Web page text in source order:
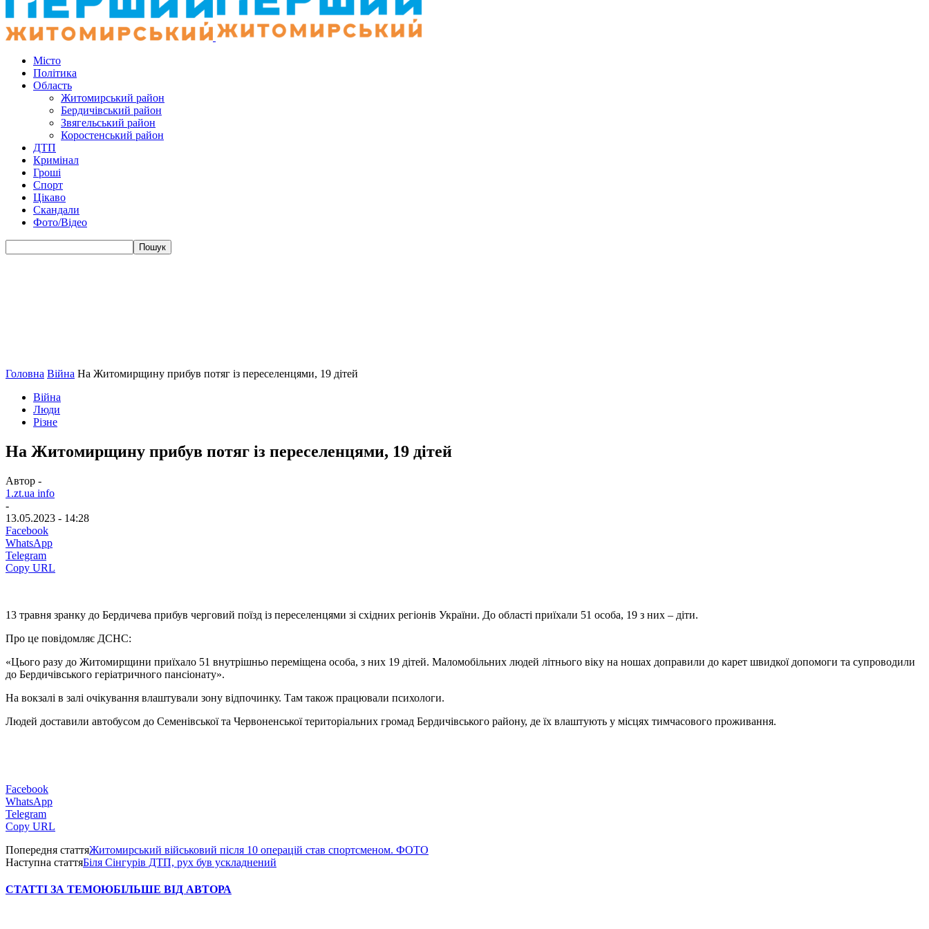
Місто
Політика
Область
Житомирський район
Бердичівський район
Звягельський район
Коростенський район
ДТП
Кримінал
Гроші
Спорт
Цікаво
Скандали
Фото/Відео
Головна Війна На Житомирщину прибув потяг із переселенцями, 19 дітей
Війна
Люди
Різне
На Житомирщину прибув потяг із переселенцями, 19 дітей
Автор -
1.zt.ua info
-
13.05.2023 - 14:28
Facebook
WhatsApp
Telegram
Copy URL
13 травня зранку до Бердичева прибув черговий поїзд із переселенцями зі східних регіонів України. До області приїхали 51 особа, 19 з них – діти.
Про це повідомляє ДСНС:
«Цього разу до Житомирщини приїхало 51 внутрішньо переміщена особа, з них 19 дітей. Маломобільних людей літнього віку на ношах доправили до карет швидкої допомоги та супроводили
до Бердичівського геріатричного пансіонату».
На вокзалі в залі очікування влаштували зону відпочинку. Там також працювали психологи.
Людей доставили автобусом до Семенівської та Червоненської територіальних громад Бердичівського району, де їх влаштують у місцях тимчасового проживання.
Facebook
WhatsApp
Telegram
Copy URL
Попередня статтяЖитомирський військовий після 10 операцій став спортсменом. ФОТО
Наступна статтяБіля Сінгурів ДТП, рух був ускладнений
СТАТТІ ЗА ТЕМОЮБІЛЬШЕ ВІД АВТОРА